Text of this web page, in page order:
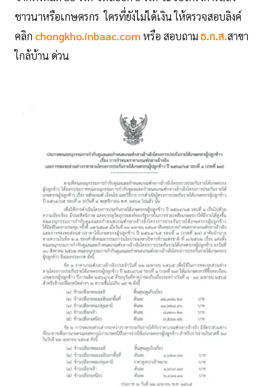
ชาวนาหรือเกษตรกร ใครที่ยังไม่ได้เงิน ให้ตรวจสอบลิงค์
คลิก chongkho.inbaac.com หรือ สอบถาม ธ.ก.ส.สาขา
ใกล้บ้าน ด่วน